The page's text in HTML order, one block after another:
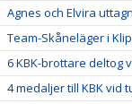
Agnes och Elvira
Team-Skåneläger i
6 KBK-brottare deltog
4 medaljer till KBK vid